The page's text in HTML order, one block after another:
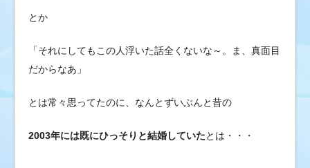
とか
「それにしてもこの人浮いた話全くないな～。ま、真面目
だからなあ」
とは常々思ってたのに、なんとずいぶんと昔の
2003年には既にひっそりと結婚していたとは・・・